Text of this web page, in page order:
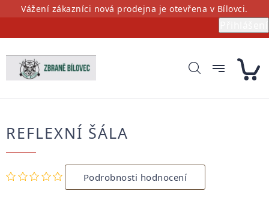
PřejítVážení zákazníci nová prodejna je otevřena v Bílovci.
REFLEXNÍ ŠÁLA
Průměrné
hodnocení
produktu
Podrobnosti hodnocení